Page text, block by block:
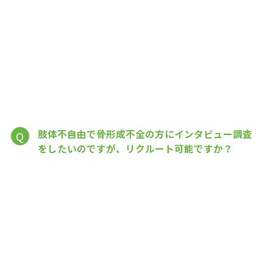
Q
肢体不自由で骨形成不全の方にインタビュー調査
をしたいのですが、リクルート可能ですか？